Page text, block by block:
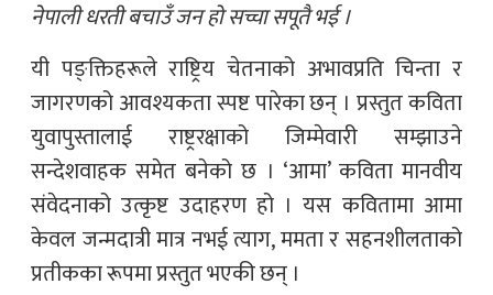
नेपाली धरती बचाउँ जन हो सच्चा सपूतै भई ।
यी पङ्क्तिहरूले राष्ट्रिय चेतनाको अभावप्रति चिन्ता र
जागरणको आवश्यकता स्पष्ट पारेका छन् । प्रस्तुत कविता
युवापुस्तालाई राष्ट्ररक्षाको जिम्मेवारी सम्झाउने
सन्देशवाहक समेत बनेको छ । ‘आमा’ कविता मानवीय
संवेदनाको उत्कृष्ट उदाहरण हो । यस कवितामा आमा
केवल जन्मदात्री मात्र नभई त्याग, ममता र सहनशीलताको
प्रतीकका रूपमा प्रस्तुत भएकी छन् ।